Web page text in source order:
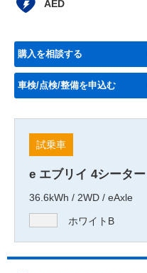
AED
購入を相談する
車検/点検/整備を申込む
試乗車
e エブリイ 4シーター
36.6kWh / 2WD / eAxle
ホワイトB